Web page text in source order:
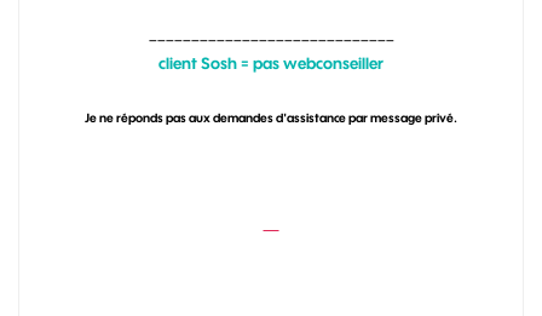
client Sosh = pas webconseiller
Je ne réponds pas aux demandes d'assistance par message privé.